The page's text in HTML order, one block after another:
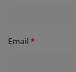
Email *